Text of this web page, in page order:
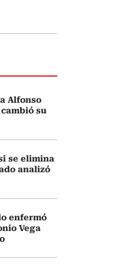
Alfonso
su
se elimina
analizó
enfermó
Vega